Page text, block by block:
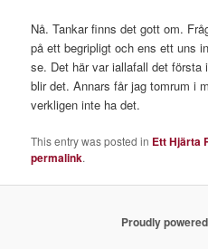
Nå. Tankar finns det gott om.
på ett begripligt och ens ett uns
se. Det här var iallafall det
blir det. Annars får jag tomrum i
verkligen inte ha det.
This entry was posted in Ett Hjärta
permalink.
Proudly